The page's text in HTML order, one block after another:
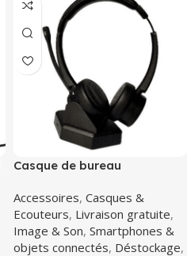
Casque de bureau
bluetooth teletravail
Accessoires, Casques &
Ecouteurs, Livraison gratuite,
Image & Son, Smartphones &
objets connectés, Déstockage,